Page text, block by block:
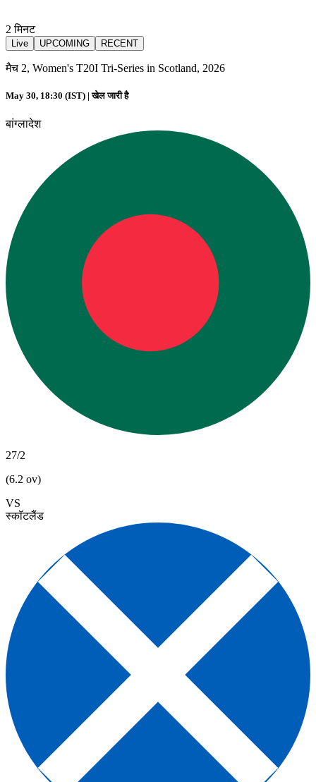
2 मिनट
Live UPCOMING RECENT
मैच 2, Women's T20I Tri-Series in Scotland, 2026
May 30, 18:30 (IST) |खेल जारी है
बांग्लादेश
27/2
(6.2 ov)
VS
स्कॉटलैंड